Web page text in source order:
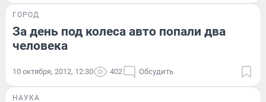
ГОРОД
За день под колеса авто попали два
человека
10 октября, 2012, 12:30 402 Обсудить
НАУКА